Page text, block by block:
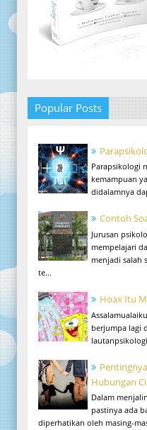
Popular Posts
Parapsikologi
kemampuan
didalamnya
Contoh
Jurusan
mempelajari
menjadi salah
te...
Hoax Itu
berjumpa lagi
Hubungan
Dalam
pastinya ada
diperhatikan oleh masing-